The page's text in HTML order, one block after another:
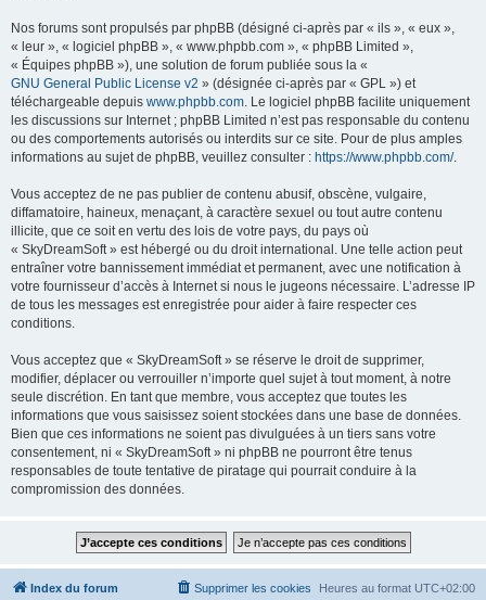
Nos forums sont propulsés par phpBB (désigné ci-après par « ils », « eux »,
« leur », « logiciel phpBB », « www.phpbb.com », « phpBB Limited »,
« Équipes phpBB »), une solution de forum publiée sous la «
GNU General Public License v2 » (désignée ci-après par « GPL ») et
téléchargeable depuis www.phpbb.com. Le logiciel phpBB facilite uniquement
les discussions sur Internet ; phpBB Limited n’est pas responsable du contenu
ou des comportements autorisés ou interdits sur ce site. Pour de plus amples
informations au sujet de phpBB, veuillez consulter : https://www.phpbb.com/.
Vous acceptez de ne pas publier de contenu abusif, obscène, vulgaire,
diffamatoire, haineux, menaçant, à caractère sexuel ou tout autre contenu
illicite, que ce soit en vertu des lois de votre pays, du pays où
« SkyDreamSoft » est hébergé ou du droit international. Une telle action peut
entraîner votre bannissement immédiat et permanent, avec une notification à
votre fournisseur d’accès à Internet si nous le jugeons nécessaire. L’adresse IP
de tous les messages est enregistrée pour aider à faire respecter ces
conditions.
Vous acceptez que « SkyDreamSoft » se réserve le droit de supprimer,
modifier, déplacer ou verrouiller n’importe quel sujet à tout moment, à notre
seule discrétion. En tant que membre, vous acceptez que toutes les
informations que vous saisissez soient stockées dans une base de données.
Bien que ces informations ne soient pas divulguées à un tiers sans votre
consentement, ni « SkyDreamSoft » ni phpBB ne pourront être tenus
responsables de toute tentative de piratage qui pourrait conduire à la
compromission des données.
Index du forum Heures au format UTC+02:00
Supprimer les cookies